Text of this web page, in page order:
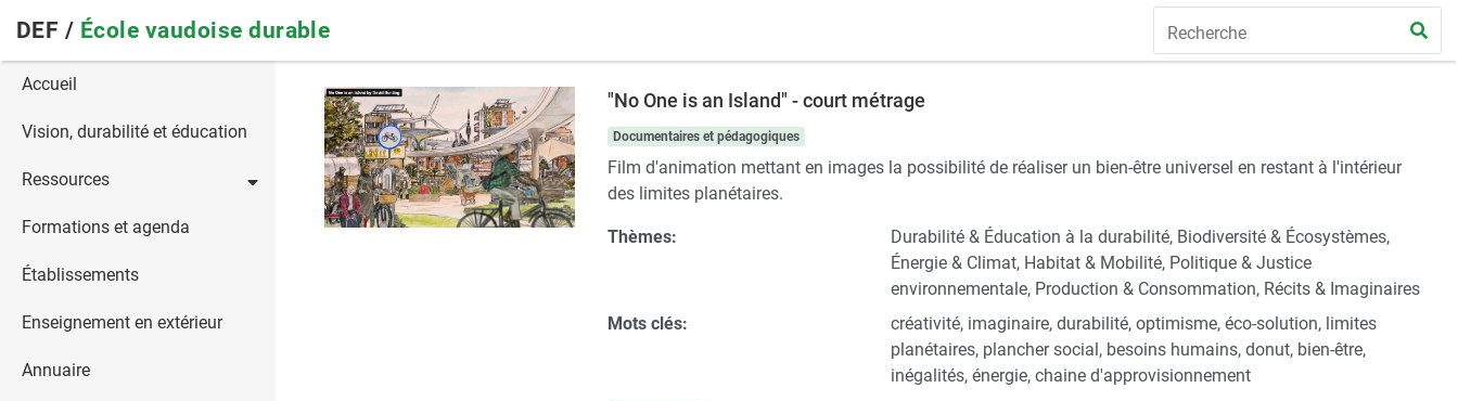
main
navigation
DEF / École vaudoise durable
Main
navigation
Accueil
Vision, durabilité et éducation
Ressources
Formations et agenda
Établissements
Enseignement en extérieur
Annuaire
"No One is an Island" - court métrage
Documentaires et pédagogiques
Film d'animation mettant en images la possibilité de réaliser un bien-être universel en restant à l'intérieur
des limites planétaires.
Thèmes:
Durabilité & Éducation à la durabilité, Biodiversité & Écosystèmes,
Énergie & Climat, Habitat & Mobilité, Politique & Justice
environnementale, Production & Consommation, Récits & Imaginaires
Mots clés:
créativité, imaginaire, durabilité, optimisme, éco-solution, limites
planétaires, plancher social, besoins humains, donut, bien-être,
inégalités, énergie, chaine d'approvisionnement